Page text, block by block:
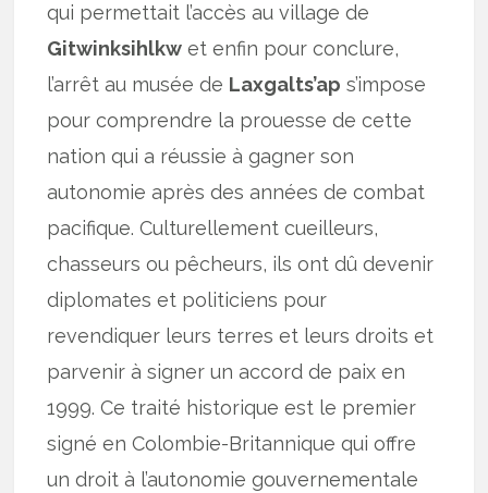
qui permettait l’accès au village de
Gitwinksihlkw et enfin pour conclure,
l’arrêt au musée de Laxgalts’ap s’impose
pour comprendre la prouesse de cette
nation qui a réussie à gagner son
autonomie après des années de combat
pacifique. Culturellement cueilleurs,
chasseurs ou pêcheurs, ils ont dû devenir
diplomates et politiciens pour
revendiquer leurs terres et leurs droits et
parvenir à signer un accord de paix en
1999. Ce traité historique est le premier
signé en Colombie-Britannique qui offre
un droit à l’autonomie gouvernementale